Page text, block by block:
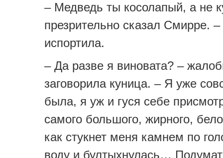
– Медведь ты косолапый, а не
презрительно сказал Смирре.
испортила.
– Да разве я виновата? –
заговорила куница. – Я уже
была, я уж и гуся себе
самого большого, жирного,
как стукнет меня камнем по
воду и бултыхнулась…